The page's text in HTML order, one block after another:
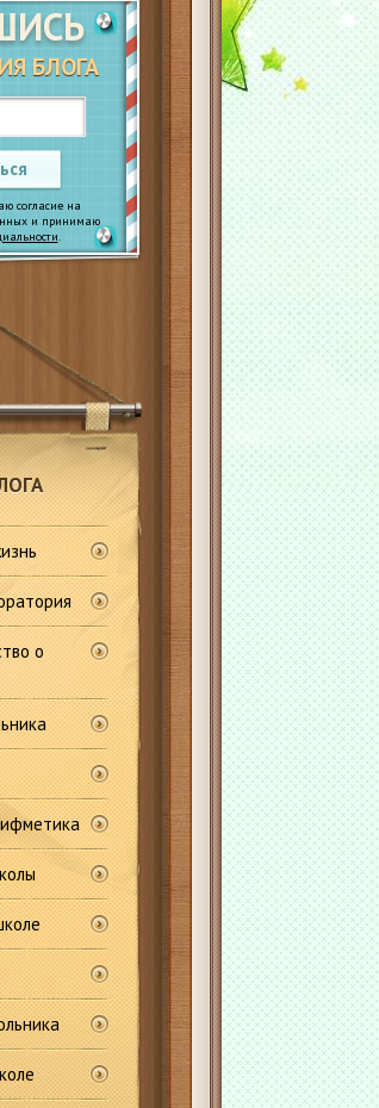
БЛОГА
согласие на
и принимаю
.
о